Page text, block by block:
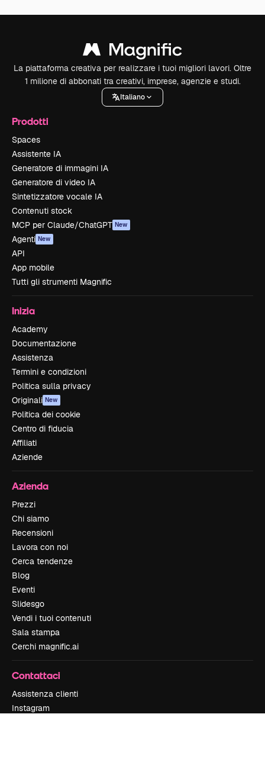
La piattaforma creativa per realizzare i tuoi migliori lavori. Oltre
1 milione di abbonati tra creativi, imprese, agenzie e studi.
Italiano
Prodotti
Spaces
Assistente IA
Generatore di immagini IA
Generatore di video IA
Sintetizzatore vocale IA
Contenuti stock
MCP per Claude/ChatGPT New
Agenti New
API
App mobile
Tutti gli strumenti Magnific
Inizia
Academy
Documentazione
Assistenza
Termini e condizioni
Politica sulla privacy
Originali New
Politica dei cookie
Centro di fiducia
Affiliati
Aziende
Azienda
Prezzi
Chi siamo
Recensioni
Lavora con noi
Cerca tendenze
Blog
Eventi
Slidesgo
Vendi i tuoi contenuti
Sala stampa
Cerchi magnific.ai
Contattaci
Assistenza clienti
Instagram